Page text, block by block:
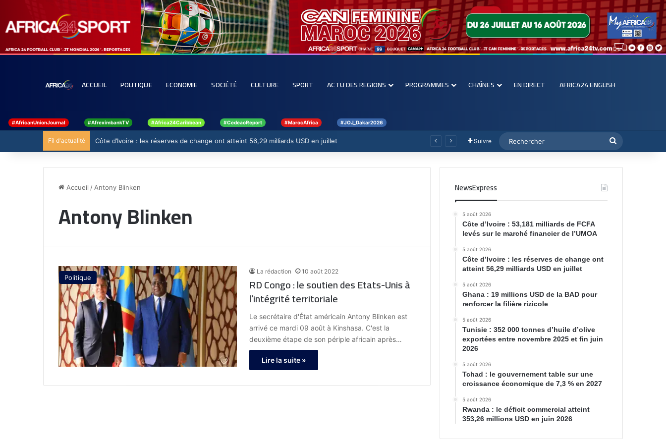
ACCUEIL POLITIQUE ECONOMIE SOCIÉTÉ CULTURE SPORT ACTU DES REGIONS PROGRAMMES CHAÎNES EN DIRECT AFRICA24 ENGLISH
#AfricanUnionJournal #AfreximbankTV #Africa24Caribbean #CedeaoReport #MarocAfrica #JOJ_Dakar2026
Fil d'actualité Côte d’Ivoire : les réserves de change ont atteint 56,29 milliards USD en juillet Suivre
Accueil /Antony Blinken
Antony Blinken
Politique
La rédaction 10 août 2022
RD Congo : le soutien des Etats-Unis à
l’intégrité territoriale
Le secrétaire d'État américain Antony Blinken est
arrivé ce mardi 09 août à Kinshasa. C'est la
deuxième étape de son périple africain après…
Lire la suite »
NewsExpress
5 août 2026
Côte d’Ivoire : 53,181 milliards de FCFA
levés sur le marché financier de l’UMOA
5 août 2026
Côte d’Ivoire : les réserves de change ont
atteint 56,29 milliards USD en juillet
5 août 2026
Ghana : 19 millions USD de la BAD pour
renforcer la filière rizicole
5 août 2026
Tunisie : 352 000 tonnes d’huile d’olive
exportées entre novembre 2025 et fin juin
2026
5 août 2026
Tchad : le gouvernement table sur une
croissance économique de 7,3 % en 2027
5 août 2026
Rwanda : le déficit commercial atteint
353,26 millions USD en juin 2026